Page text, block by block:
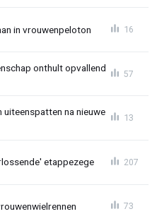
in vrouwenpeloton 16
onthult opvallend
57
na nieuwe
13
etappezege 207
73